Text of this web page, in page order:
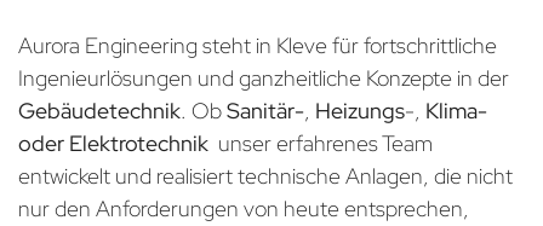
Aurora Engineering steht in Kleve für fortschrittliche
Ingenieurlösungen und ganzheitliche Konzepte in der
Gebäudetechnik. ObSanitär-, Heizungs-, Klima-
oder Elektrotechnik unser erfahrenes Team
entwickelt und realisiert technische Anlagen, die nicht
nur den Anforderungen von heute entsprechen,